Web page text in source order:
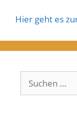
Hier geht es
Suchen
nach: